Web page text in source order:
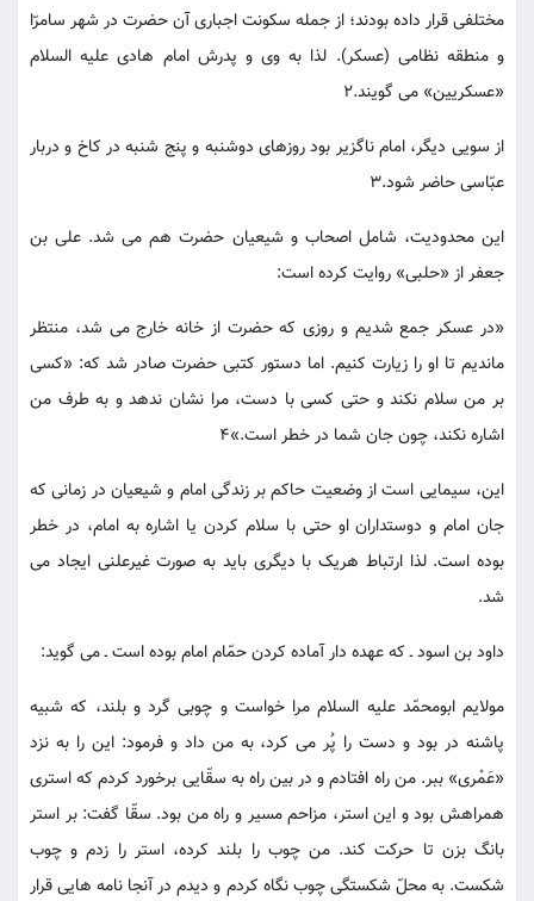
مختلفی قرار داده بودند؛ از جمله سکونت اجباری آن حضرت در شهر سامرّا
و منطقه نظامی (عسکر). لذا به وی و پدرش امام هادی علیه السلام
«عسکریین» می گویند.2
از سویی دیگر، امام ناگزیر بود روزهای دوشنبه و پنج شنبه در کاخ و دربار
عبّاسی حاضر شود.3
این محدودیت، شامل اصحاب و شیعیان حضرت هم می شد. علی بن
جعفر از «حلبی» روایت کرده است:
«در عسکر جمع شدیم و روزی که حضرت از خانه خارج می شد، منتظر
ماندیم تا او را زیارت کنیم. اما دستور کتبی حضرت صادر شد که: «کسی
بر من سلام نکند و حتی کسی با دست، مرا نشان ندهد و به طرف من
اشاره نکند، چون جان شما در خطر است.»4
این، سیمایی است از وضعیت حاکم بر زندگی امام و شیعیان در زمانی که
جان امام و دوستداران او حتی با سلام کردن یا اشاره به امام، در خطر
بوده است. لذا ارتباط هریک با دیگری باید به صورت غیرعلنی ایجاد می
شد.
داود بن اسود ـ که عهده دار آماده کردن حمّام امام بوده است ـ می گوید:
مولایم ابومحمّد علیه السلام مرا خواست و چوبی گرد و بلند، که شبیه
پاشنه در بود و دست را پُر می کرد، به من داد و فرمود: این را به نزد
«عَمْری» ببر. من راه افتادم و در بین راه به سقّایی برخورد کردم که استری
همراهش بود و این استر، مزاحم مسیر و راه من بود. سقّا گفت: بر استر
بانگ بزن تا حرکت کند. من چوب را بلند کرده، استر را زدم و چوب
شکست. به محلّ شکستگی چوب نگاه کردم و دیدم در آنجا نامه هایی قرار